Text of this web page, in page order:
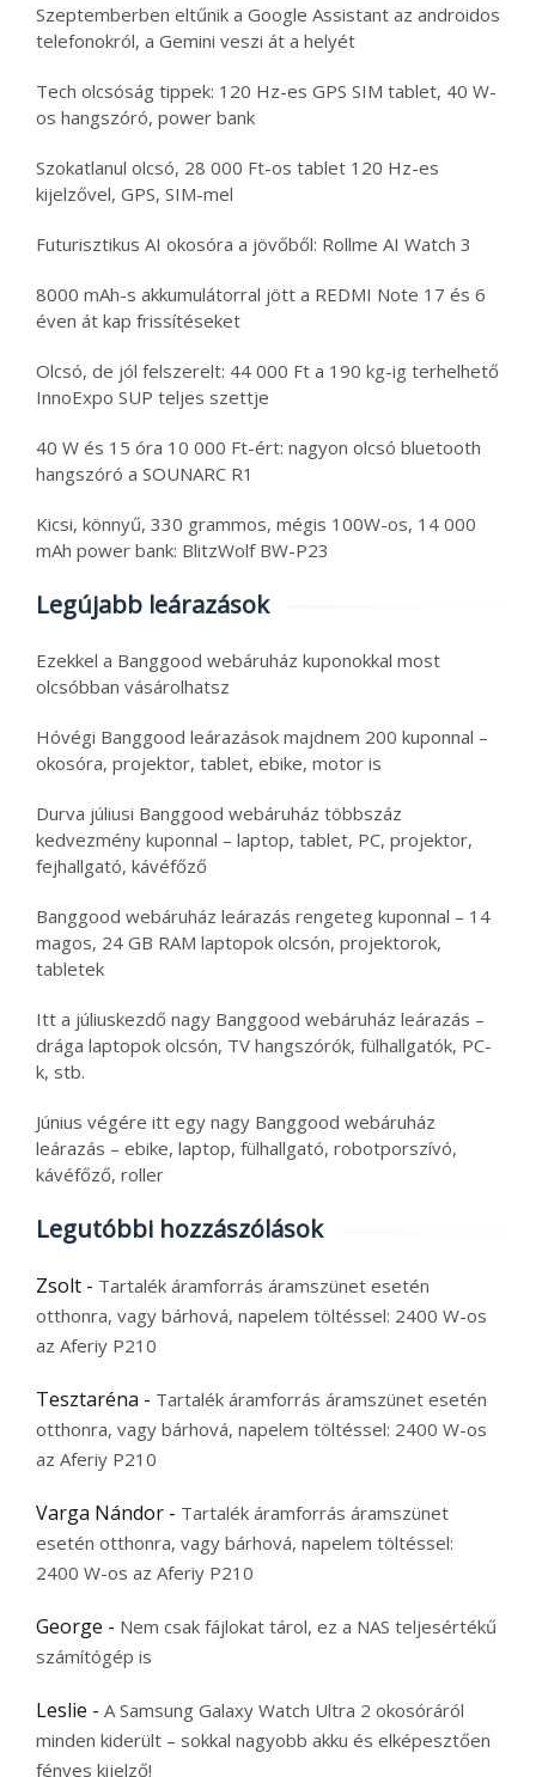
Szeptemberben eltűnik a Google Assistant az androidos
telefonokról, a Gemini veszi át a helyét
Tech olcsóság tippek: 120 Hz-es GPS SIM tablet, 40 W-
os hangszóró, power bank
Szokatlanul olcsó, 28 000 Ft-os tablet 120 Hz-es
kijelzővel, GPS, SIM-mel
Futurisztikus AI okosóra a jövőből: Rollme AI Watch 3
8000 mAh-s akkumulátorral jött a REDMI Note 17 és 6
éven át kap frissítéseket
Olcsó, de jól felszerelt: 44 000 Ft a 190 kg-ig terhelhető
InnoExpo SUP teljes szettje
40 W és 15 óra 10 000 Ft-ért: nagyon olcsó bluetooth
hangszóró a SOUNARC R1
Kicsi, könnyű, 330 grammos, mégis 100W-os, 14 000
mAh power bank: BlitzWolf BW-P23
Legújabb leárazások
Ezekkel a Banggood webáruház kuponokkal most
olcsóbban vásárolhatsz
Hóvégi Banggood leárazások majdnem 200 kuponnal –
okosóra, projektor, tablet, ebike, motor is
Durva júliusi Banggood webáruház többszáz
kedvezmény kuponnal – laptop, tablet, PC, projektor,
fejhallgató, kávéfőző
Banggood webáruház leárazás rengeteg kuponnal – 14
magos, 24 GB RAM laptopok olcsón, projektorok,
tabletek
Itt a júliuskezdő nagy Banggood webáruház leárazás –
drága laptopok olcsón, TV hangszórók, fülhallgatók, PC-
k, stb.
Június végére itt egy nagy Banggood webáruház
leárazás – ebike, laptop, fülhallgató, robotporszívó,
kávéfőző, roller
Legutóbbi hozzászólások
Zsolt - Tartalék áramforrás áramszünet esetén
otthonra, vagy bárhová, napelem töltéssel: 2400 W-os
az Aferiy P210
Tesztaréna - Tartalék áramforrás áramszünet esetén
otthonra, vagy bárhová, napelem töltéssel: 2400 W-os
az Aferiy P210
Varga Nándor - Tartalék áramforrás áramszünet
esetén otthonra, vagy bárhová, napelem töltéssel:
2400 W-os az Aferiy P210
George - Nem csak fájlokat tárol, ez a NAS teljesértékű
számítógép is
Leslie - A Samsung Galaxy Watch Ultra 2 okosóráról
minden kiderült – sokkal nagyobb akku és elképesztően
fényes kijelző!